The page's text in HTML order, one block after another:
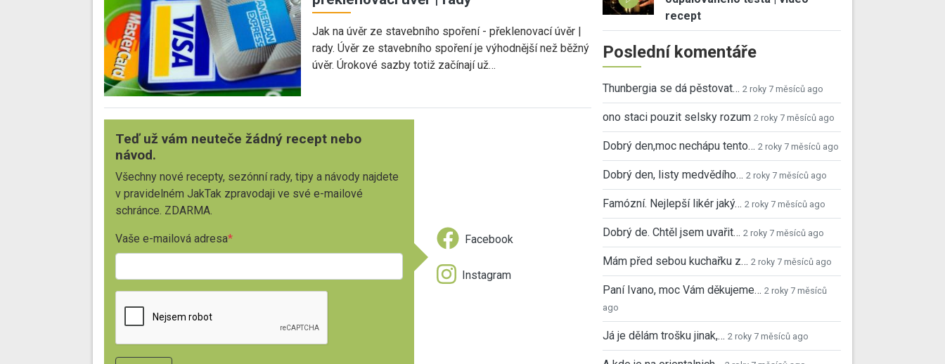
Jak na úvěr ze stavebního spoření - překlenovací úvěr |
rady. Úvěr ze stavebního spoření je výhodnější než běžný
úvěr. Úrokové sazby totiž začínají už…
Teď už vám neuteče žádný recept nebo
návod.
Všechny nové recepty, sezónní rady, tipy a návody najdete
v pravidelném JakTak zpravodaji ve své e-mailové
schránce. ZDARMA.
Vaše e-mailová adresa Facebook
Instagram
recept
Poslední komentáře
Thunbergia se dá pěstovat… 2 roky 7 měsíců ago
ono staci pouzit selsky rozum 2 roky 7 měsíců ago
Dobrý den,moc nechápu tento… 2 roky 7 měsíců ago
Dobrý den, listy medvědího… 2 roky 7 měsíců ago
Famózní. Nejlepší likér jaký… 2 roky 7 měsíců ago
Dobrý de. Chtěl jsem uvařit… 2 roky 7 měsíců ago
Mám před sebou kuchařku z… 2 roky 7 měsíců ago
Paní Ivano, moc Vám děkujeme… 2 roky 7 měsíců
ago
Já je dělám trošku jinak,… 2 roky 7 měsíců ago